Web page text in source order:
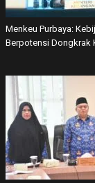
Menkeu Purbaya:
Berpotensi Dongkrak